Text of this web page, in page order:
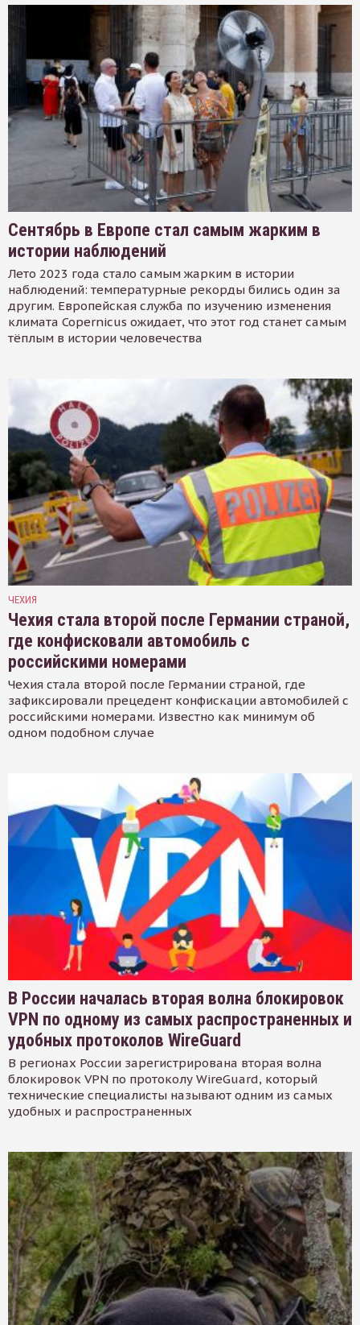
Сентябрь в Европе стал самым жарким в
истории наблюдений
Лето 2023 года стало самым жарким в истории
наблюдений: температурные рекорды бились один за
другим. Европейская служба по изучению изменения
климата Copernicus ожидает, что этот год станет самым
тёплым в истории человечества
ЧЕХИЯ
Чехия стала второй после Германии страной,
где конфисковали автомобиль с
российскими номерами
Чехия стала второй после Германии страной, где
зафиксировали прецедент конфискации автомобилей с
российскими номерами. Известно как минимум об
одном подобном случае
В России началась вторая волна блокировок
VPN по одному из самых распространенных и
удобных протоколов WireGuard
В регионах России зарегистрирована вторая волна
блокировок VPN по протоколу WireGuard, который
технические специалисты называют одним из самых
удобных и распространенных